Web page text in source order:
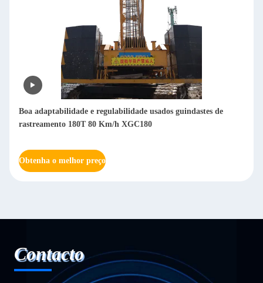
Boa adaptabilidade e regulabilidade usados guindastes de
rastreamento 180T 80 Km/h XGC180
Obtenha o melhor preço
Contacto